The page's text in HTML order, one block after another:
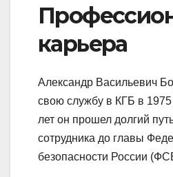
карьера
Александр Васильевич
свою службу в КГБ в 1975
лет он прошел долгий
сотрудника до главы
безопасности России